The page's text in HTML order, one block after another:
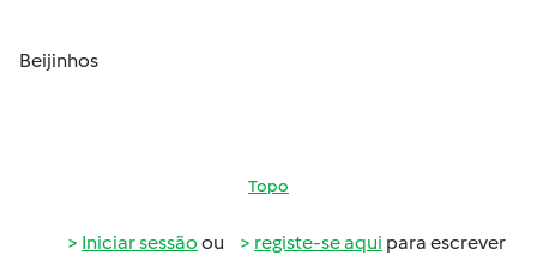
Beijinhos
Topo
Iniciar sessão ou registe-se aqui para escrever